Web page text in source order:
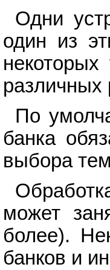
Одни
один из
По
банка
выбора
может
более).
банков и